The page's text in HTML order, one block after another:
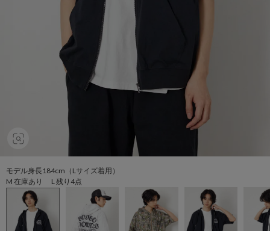
モデル身長184cm（Lサイズ着用）
M 在庫あり L 残り4点